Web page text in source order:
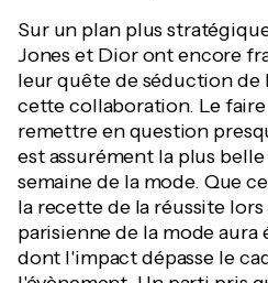
Sur un plan plus
Jones et Dior ont encore
leur quête de séduction de
cette collaboration. Le
remettre en question
est assurément la plus
semaine de la mode. Que
la recette de la réussite
parisienne de la mode
dont l'impact dépasse le